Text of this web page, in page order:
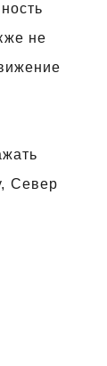
не
Север